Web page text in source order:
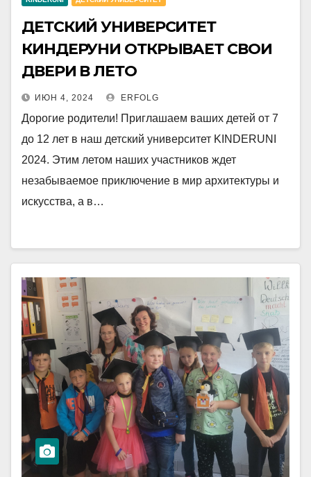
ДЕТСКИЙ УНИВЕРСИТЕТ
КИНДЕРУНИ ОТКРЫВАЕТ СВОИ
ДВЕРИ В ЛЕТО
ИЮН 4, 2024 ERFOLG
Дорогие родители! Приглашаем ваших детей от 7
до 12 лет в наш детский университет KINDERUNI
2024. Этим летом наших участников ждет
незабываемое приключение в мир архитектуры и
искусства, а в…